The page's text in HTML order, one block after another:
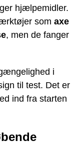
hjælpemidler.
som axe
, men de fanger
i
til test. Det er
ind fra starten